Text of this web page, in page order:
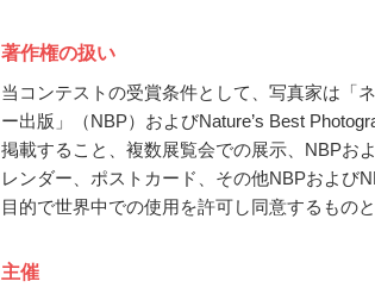
著作権の扱い
当コンテストの受賞条件として、写真家は「
ー出版」（NBP）およびNature’s Best
掲載すること、複数展覧会での展示、NBPお
レンダー、ポストカード、その他NBPおよび
目的で世界中での使用を許可し同意するもの
主催